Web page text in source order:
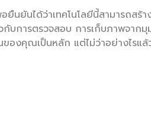
นยันได้ว่าเทคโนโลยีนี้สามารถส
บการตรวจสอบ การเก็บภาพจากมุ
องคุณเป็นหลัก แต่ไม่ว่าอย่างไรแล้